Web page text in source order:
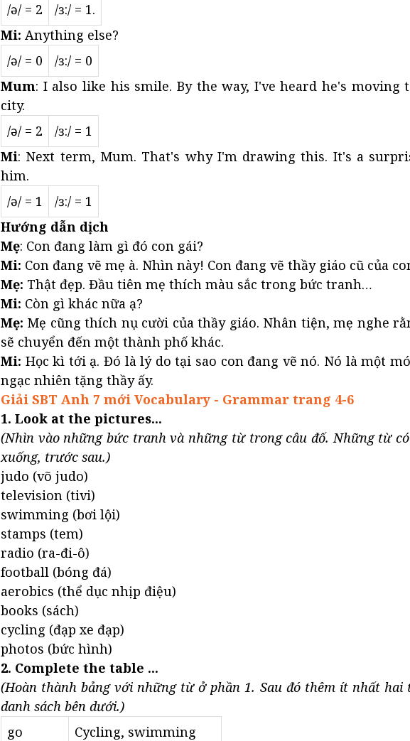
/ə/ = 2
/ɜ:/ = 1.
Mi: Anything else?
/ə/ = 0
/ɜ:/ = 0
Mum: I also like his smile. By the way, I've heard he's moving
city.
/ə/ = 2
/ɜ:/ = 1
Mi: Next term, Mum. That's why I'm drawing this. It's a
him.
/ə/ = 1
/ɜ:/ = 1
Hướng dẫn dịch
Mẹ: Con đang làm gì đó con gái?
Mi: Con đang vẽ mẹ à. Nhìn này! Con đang vẽ thầy giáo cũ của
Mẹ: Thật đẹp. Đầu tiên mẹ thích màu sắc trong bức tranh…
Mi: Còn gì khác nữa ạ?
Mẹ: Mẹ cũng thích nụ cười của thầy giáo. Nhân tiện, mẹ nghe
sẽ chuyển đến một thành phố khác.
Mi: Học kì tới ạ. Đó là lý do tại sao con đang vẽ nó. Nó là một
ngạc nhiên tặng thầy ấy.
Giải SBT Anh 7 mới Vocabulary - Grammar trang 4-6
1. Look at the pictures...
(Nhìn vào những bức tranh và những từ trong câu đố. Những từ
xuống, trước sau.)
judo (võ judo)
television (tivi)
swimming (bơi lội)
stamps (tem)
radio (ra-đi-ô)
football (bóng đá)
aerobics (thể dục nhịp điệu)
books (sách)
cycling (đạp xe đạp)
photos (bức hình)
2. Complete the table ...
(Hoàn thành bảng với những từ ở phần 1. Sau đó thêm ít nhất hai
danh sách bên dưới.)
go
Cycling, swimming